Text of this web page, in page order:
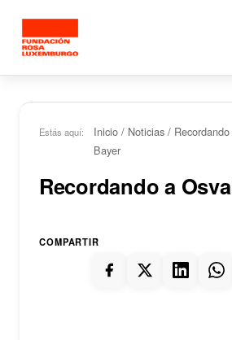
Estás aquí: Inicio / Noticias /
Bayer
Recordando a
COMPARTIR